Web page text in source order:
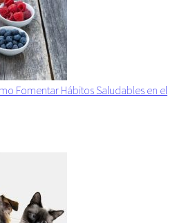
Fomentar Hábitos Saludables en el